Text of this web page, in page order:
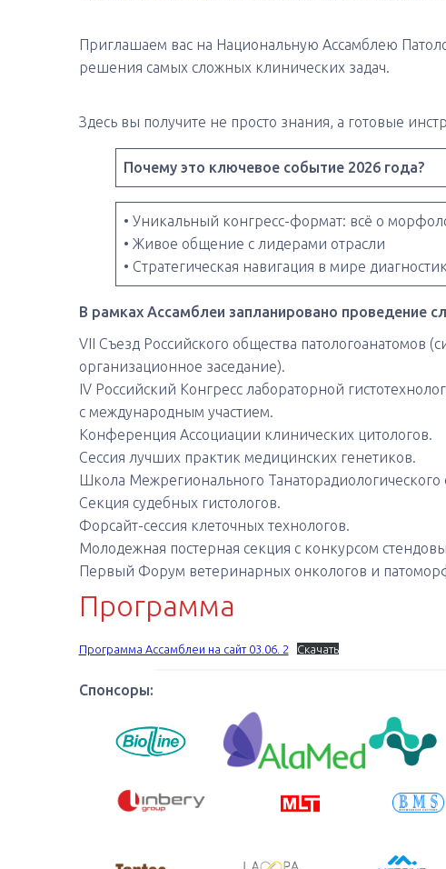
Приглашаем вас на Национальную Ассамблею
решения самых сложных клинических задач.
Здесь вы получите не просто знания, а готовые
Почему это ключевое событие 2026 года?
• Уникальный конгресс-формат: всё о
• Живое общение с лидерами отрасли
• Стратегическая навигация в мире
В рамках Ассамблеи запланировано проведение
VII Съезд Российского общества патологоанатомов
организационное заседание).
IV Российский Конгресс лабораторной
с международным участием.
Конференция Ассоциации клинических цитологов.
Сессия лучших практик медицинских генетиков.
Школа Межрегионального Танаторадиологического
Секция судебных гистологов.
Форсайт-сессия клеточных технологов.
Молодежная постерная секция с конкурсом
Первый Форум ветеринарных онкологов и
Программа
Программа Ассамблеи на сайт 03.06. 2 Скачать
Спонсоры: